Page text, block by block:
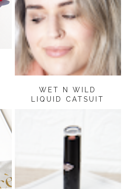
WET N WILD
LIQUID CATSUIT